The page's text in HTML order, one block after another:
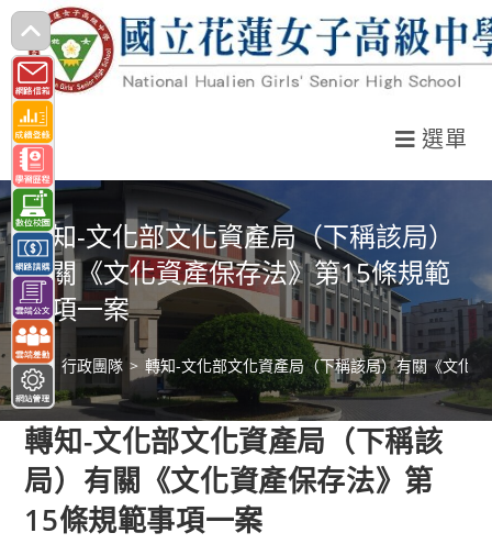
跳
轉
至
主
要
內
容
選單
轉知-文化部文化資產局（下稱該局）
有關《文化資產保存法》第15條規範
事項一案
> 行政團隊 > 轉知-文化部文化資產局（下稱該局）有關《文化
轉知-文化部文化資產局（下稱該
局）有關《文化資產保存法》第
15條規範事項一案